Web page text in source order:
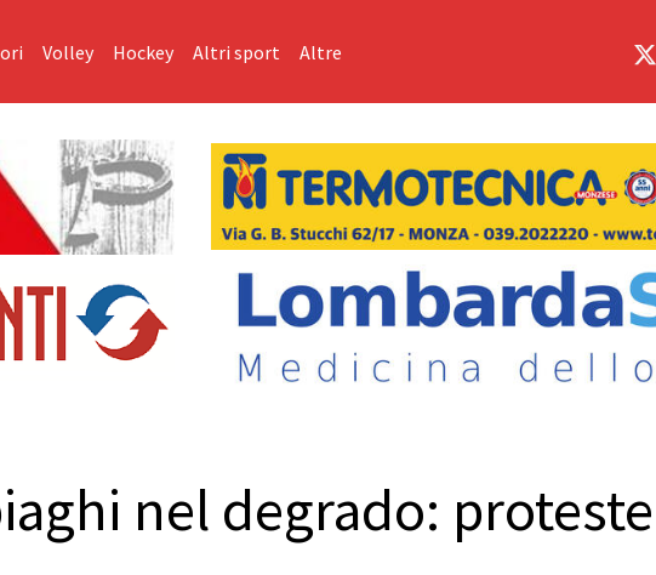
Volley Hockey Altri sport Altre
nel degrado: